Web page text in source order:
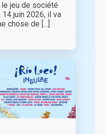
jeu de société
juin 2026, il va
chose de [...]